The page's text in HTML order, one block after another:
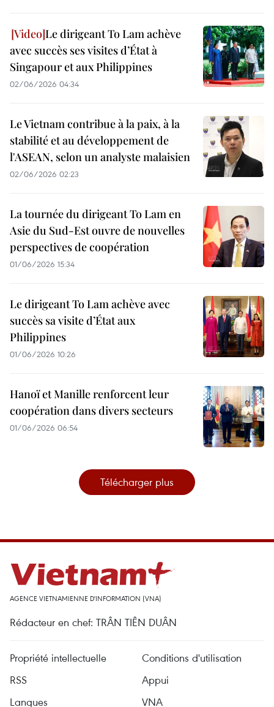
Le dirigeant To Lam achève
avec succès ses visites d’État à
Singapour et aux Philippines
02/06/2026 04:34
Le Vietnam contribue à la paix, à la
stabilité et au développement de
l'ASEAN, selon un analyste malaisien
02/06/2026 02:23
La tournée du dirigeant To Lam en
Asie du Sud-Est ouvre de nouvelles
perspectives de coopération
01/06/2026 15:34
Le dirigeant To Lam achève avec
succès sa visite d’État aux
Philippines
01/06/2026 10:26
Hanoï et Manille renforcent leur
coopération dans divers secteurs
01/06/2026 06:54
Télécharger plus
AGENCE VIETNAMIENNE D'INFORMATION (VNA)
Rédacteur en chef: TRÂN TIÊN DUÂN
Propriété intellectuelle
Conditions d'utilisation
RSS
Appui
Langues
VNA